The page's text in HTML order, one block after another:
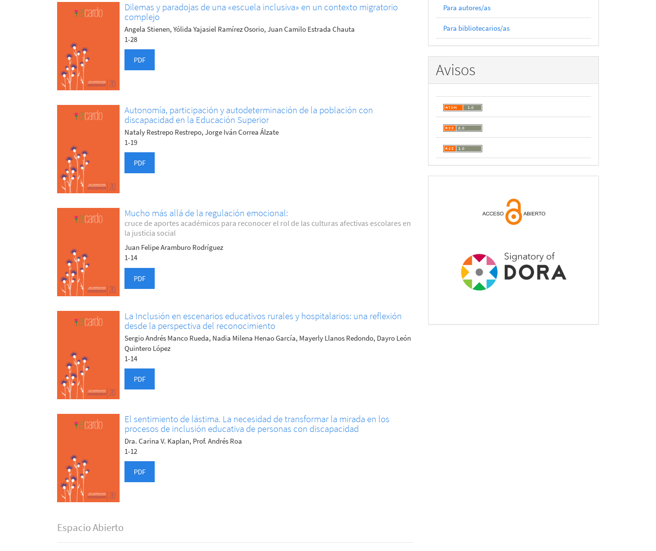
Dilemas y paradojas de una «escuela inclusiva» en un contexto migratorio
complejo
Angela Stienen, Yólida Yajasiel Ramírez Osorio, Juan Camilo Estrada Chauta
1-28
PDF
Autonomía, participación y autodeterminación de la población con
discapacidad en la Educación Superior
Nataly Restrepo Restrepo, Jorge Iván Correa Álzate
1-19
PDF
Mucho más allá de la regulación emocional:
cruce de aportes académicos para reconocer el rol de las culturas afectivas escolares en
la justicia social
Juan Felipe Aramburo Rodríguez
1-14
PDF
La Inclusión en escenarios educativos rurales y hospitalarios: una reflexión
desde la perspectiva del reconocimiento
Sergio Andrés Manco Rueda, Nadia Milena Henao García, Mayerly Llanos Redondo, Dayro León
Quintero López
1-14
PDF
El sentimiento de lástima. La necesidad de transformar la mirada en los
procesos de inclusión educativa de personas con discapacidad
Dra. Carina V. Kaplan, Prof. Andrés Roa
1-12
PDF
Espacio Abierto
Para autores/as
Para bibliotecarios/as
Avisos